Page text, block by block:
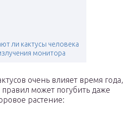
ли кактусы человека
монитора
очень влияет время года,
может погубить даже
растение: